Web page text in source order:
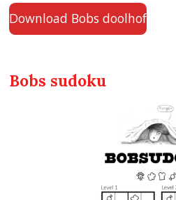
Download Bobs doolhof
Bobs sudoku